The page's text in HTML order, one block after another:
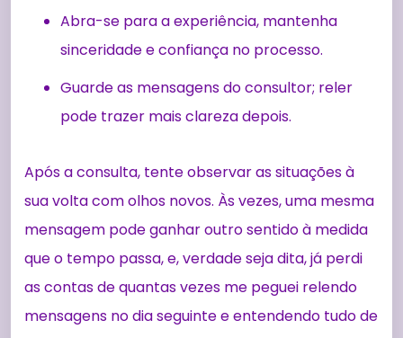
Abra-se para a experiência, mantenha
sinceridade e confiança no processo.
Guarde as mensagens do consultor; reler
pode trazer mais clareza depois.
Após a consulta, tente observar as situações à
sua volta com olhos novos. Às vezes, uma mesma
mensagem pode ganhar outro sentido à medida
que o tempo passa, e, verdade seja dita, já perdi
as contas de quantas vezes me peguei relendo
mensagens no dia seguinte e entendendo tudo de